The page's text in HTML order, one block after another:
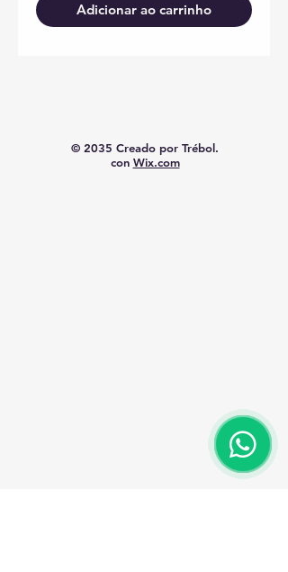
Adicionar ao carrinho
© 2035 Creado por Trébol.
con Wix.com